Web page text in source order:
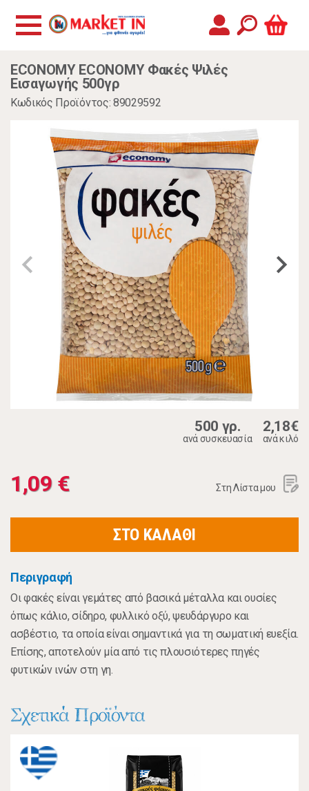
ECONOMY ECONOMY Φακές Ψιλές
Εισαγωγής 500γρ
Κωδικός Προϊόντος: 89029592
500 γρ.
ανά συσκευασία
2,18€
ανά κιλό
1,09 € Στη Λίστα μου
ΣΤΟ ΚΑΛΑΘΙ
Περιγραφή
Οι φακές είναι γεμάτες από βασικά μέταλλα και ουσίες
όπως κάλιο, σίδηρο, φυλλικό οξύ, ψευδάργυρο και
ασβέστιο, τα οποία είναι σημαντικά για τη σωματική ευεξία.
Επίσης, αποτελούν μία από τις πλουσιότερες πηγές
φυτικών ινών στη γη.
Σχετικά Προϊόντα